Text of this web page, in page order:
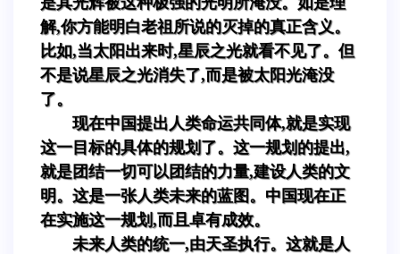
解,你方能明白老祖所说的灭掉的真正含义。
比如,当太阳出来时,星辰之光就看不见了。但
不是说星辰之光消失了,而是被太阳光淹没
了。
现在中国提出人类命运共同体,就是实现
这一目标的具体的规划了。这一规划的提出,
就是团结一切可以团结的力量,建设人类的文
明。这是一张人类未来的蓝图。中国现在正
在实施这一规划,而且卓有成效。
未来人类的统一,由天圣执行。这就是人